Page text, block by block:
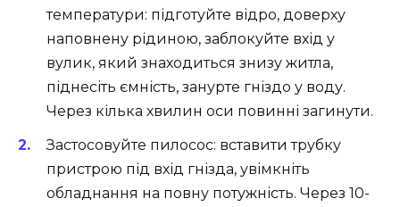
температури: підготуйте відро, доверху
наповнену рідиною, заблокуйте вхід у
вулик, який знаходиться знизу житла,
піднесіть ємність, занурте гніздо у воду.
Через кілька хвилин оси повинні загинути.
Застосовуйте пилосос: вставити трубку
пристрою під вхід гнізда, увімкніть
обладнання на повну потужність. Через 10-